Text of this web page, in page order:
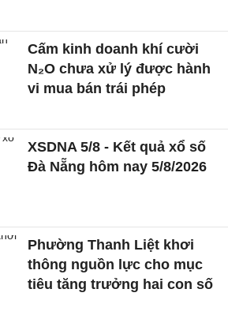
Cấm kinh doanh khí cười
N₂O chưa xử lý được hành
vi mua bán trái phép
XSDNA 5/8 - Kết quả xổ số
Đà Nẵng hôm nay 5/8/2026
Phường Thanh Liệt khơi
thông nguồn lực cho mục
tiêu tăng trưởng hai con số